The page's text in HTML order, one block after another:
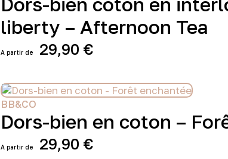
produit
Les
options
peuvent
être
choisies
la
page
du
produit
liberty – Afternoon Tea
29,90 €
a
plusieurs
variations.
Les
peuvent
BB&CO
Dors-bien en coton –
29,90 €